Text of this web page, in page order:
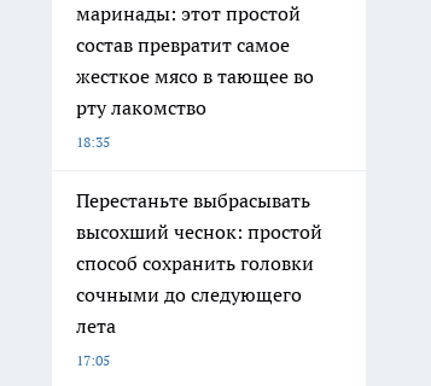
маринады: этот простой
состав превратит самое
жесткое мясо в тающее во
рту лакомство
18:35
Перестаньте выбрасывать
высохший чеснок: простой
способ сохранить головки
сочными до следующего
лета
17:05